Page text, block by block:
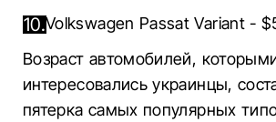
Volkswagen Passat Variant -
Возраст автомобилей,
интересовались украинцы,
пятерка самых популярных